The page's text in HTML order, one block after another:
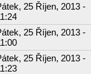
25 Říjen, 2013 -
25 Říjen, 2013 -
25 Říjen, 2013 -